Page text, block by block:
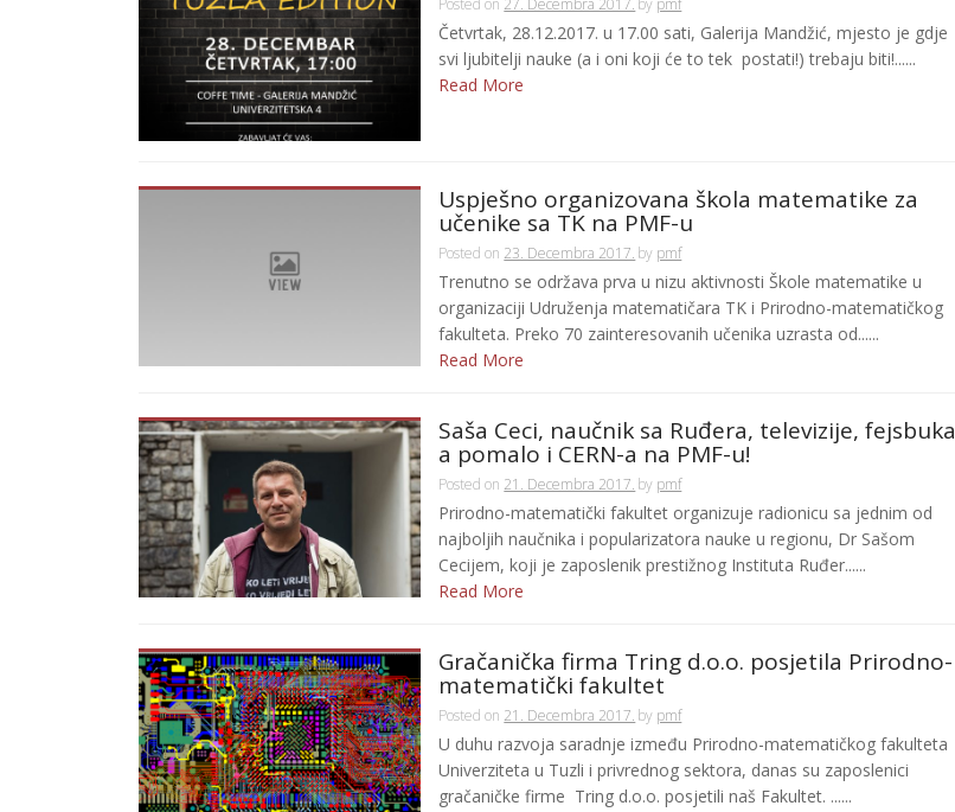
Posted on 27. Decembra 2017. by pmf
Četvrtak, 28.12.2017. u 17.00 sati, Galerija Mandžić, mjesto je gdje
svi ljubitelji nauke (a i oni koji će to tek postati!) trebaju biti!......
Read More
Uspješno organizovana škola matematike za
učenike sa TK na PMF-u
Posted on 23. Decembra 2017. by pmf
Trenutno se održava prva u nizu aktivnosti Škole matematike u
organizaciji Udruženja matematičara TK i Prirodno-matematičkog
fakulteta. Preko 70 zainteresovanih učenika uzrasta od......
Read More
Saša Ceci, naučnik sa Ruđera, televizije, fejsbuka
a pomalo i CERN-a na PMF-u!
Posted on 21. Decembra 2017. by pmf
Prirodno-matematički fakultet organizuje radionicu sa jednim od
najboljih naučnika i popularizatora nauke u regionu, Dr Sašom
Cecijem, koji je zaposlenik prestižnog Instituta Ruđer......
Read More
Gračanička firma Tring d.o.o. posjetila Prirodno-
matematički fakultet
Posted on 21. Decembra 2017. by pmf
U duhu razvoja saradnje između Prirodno-matematičkog fakulteta
Univerziteta u Tuzli i privrednog sektora, danas su zaposlenici
gračaničke firme Tring d.o.o. posjetili naš Fakultet. ......